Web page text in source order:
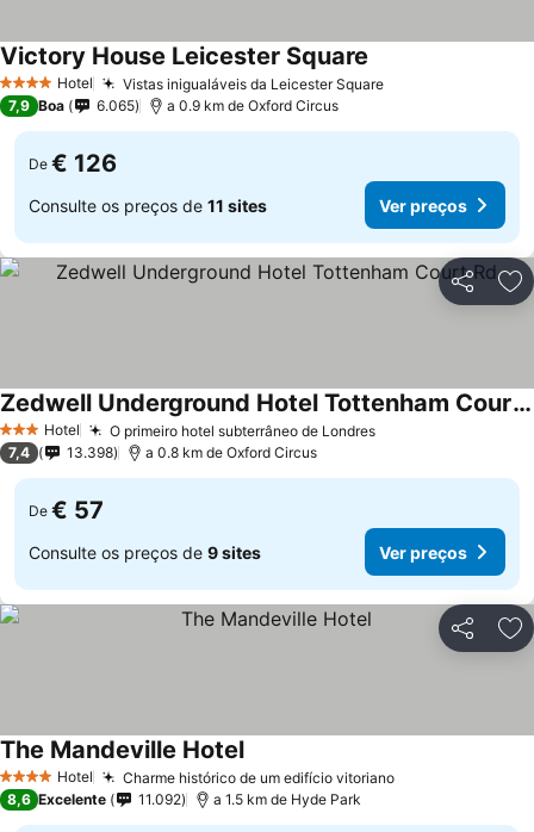
4 EstrelasHotel Vistas inigualáveis da Leicester SquareVer preços
Victory House Leicester Square
7,9 Boa 6.065 a 0.9 km de Oxford Circus
De € 126
Consulte os preços de 11 sites Ver preços
Partilhar
3 EstrelasHotel O primeiro hotel subterrâneo de LondresVer preços
Zedwell Underground Hotel Tottenham Court Rd
Ver preços
7,4 13.398 a 0.8 km de Oxford Circus
De € 57
Consulte os preços de 9 sites Ver preços
Partilhar
4 EstrelasHotel Charme histórico de um edifício vitorianoVer preços
The Mandeville HotelVer preços
8,6 Excelente 11.092 a 1.5 km de Hyde Park